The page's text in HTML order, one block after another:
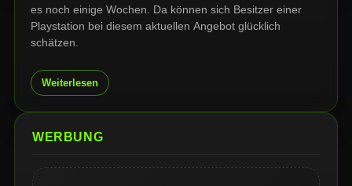
es noch einige Wochen. Da können sich Besitzer einer
Playstation bei diesem aktuellen Angebot glücklich
schätzen.
Weiterlesen
WERBUNG